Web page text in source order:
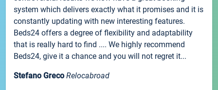
system which delivers exactly what it promises and it is
constantly updating with new interesting features.
Beds24 offers a degree of flexibility and adaptability
that is really hard to find .... We highly recommend
Beds24, give it a chance and you will not regret it...
Stefano Greco Relocabroad